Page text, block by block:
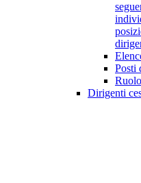
Posti
Dirigenti